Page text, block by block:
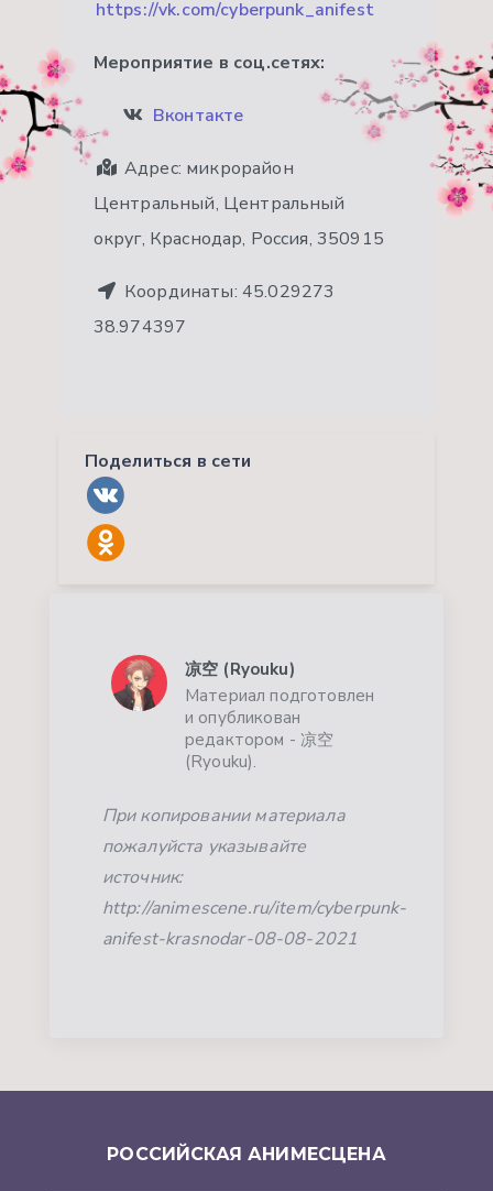
https://vk.com/cyberpunk_anifest
Мероприятие в соц.сетях:
Вконтакте
Адрес: микрорайон
Центральный, Центральный
округ, Краснодар, Россия, 350915
Координаты: 45.029273
38.974397
Поделиться в сети
凉空 (Ryouku)
Материал подготовлен
и опубликован
редактором - 凉空
(Ryouku).
При копировании материала
пожалуйста указывайте
источник:
http://animescene.ru/item/cyberpunk-
anifest-krasnodar-08-08-2021
РОССИЙСКАЯ АНИМЕСЦЕНА